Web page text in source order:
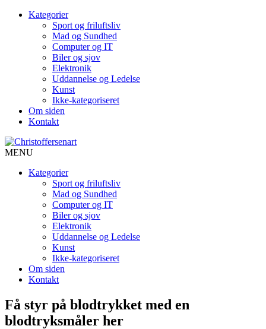
Kategorier
Sport og friluftsliv
Mad og Sundhed
Computer og IT
Biler og sjov
Elektronik
Uddannelse og Ledelse
Kunst
Ikke-kategoriseret
Om siden
Kontakt
MENU
Kategorier
Sport og friluftsliv
Mad og Sundhed
Computer og IT
Biler og sjov
Elektronik
Uddannelse og Ledelse
Kunst
Ikke-kategoriseret
Om siden
Kontakt
Få styr på blodtrykket med en
blodtryksmåler her